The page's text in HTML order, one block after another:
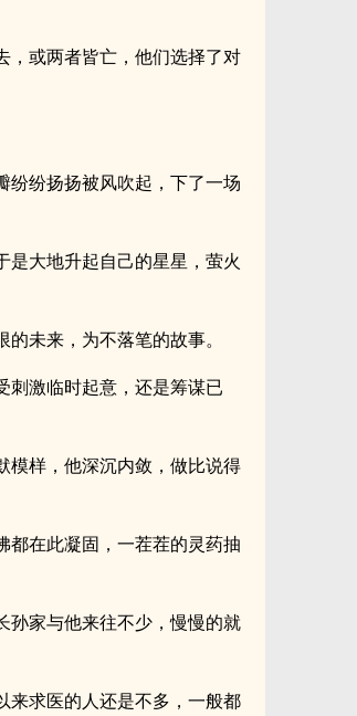
，或两者皆亡，他们选择了对
纷纷扬扬被风吹起，下了一场
是大地升起自己的星星，萤火
未来，为不落笔的故事。
刺激临时起意，还是筹谋已
模样，他深沉内敛，做比说得
都在此凝固，一茬茬的灵药抽
孙家与他来往不少，慢慢的就
来求医的人还是不多，一般都